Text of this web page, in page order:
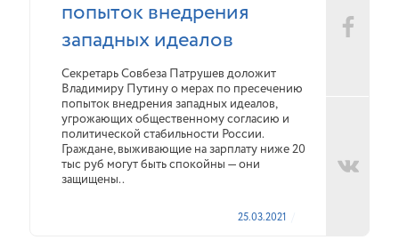
попыток внедрения
западных идеалов
Секретарь Совбеза Патрушев доложит
Владимиру Путину о мерах по пресечению
попыток внедрения западных идеалов,
угрожающих общественному согласию и
политической стабильности России.
Граждане, выживающие на зарплату ниже 20
тыс руб могут быть спокойны — они
защищены..
25.03.2021